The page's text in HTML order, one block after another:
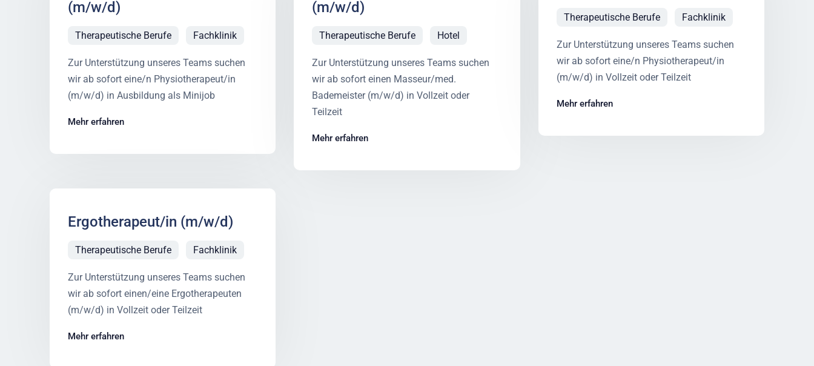
(m/w/d)
Therapeutische Berufe Fachklinik
Zur Unterstützung unseres Teams suchen
wir ab sofort eine/n Physiotherapeut/in
(m/w/d) in Ausbildung als Minijob
Mehr erfahren
(m/w/d)
Therapeutische Berufe Hotel
Zur Unterstützung unseres Teams suchen
wir ab sofort einen Masseur/med.
Bademeister (m/w/d) in Vollzeit oder
Teilzeit
Mehr erfahren
Therapeutische Berufe Fachklinik
Zur Unterstützung unseres Teams suchen
wir ab sofort eine/n Physiotherapeut/in
(m/w/d) in Vollzeit oder Teilzeit
Mehr erfahren
Ergotherapeut/in (m/w/d)
Therapeutische Berufe Fachklinik
Zur Unterstützung unseres Teams suchen
wir ab sofort einen/eine Ergotherapeuten
(m/w/d) in Vollzeit oder Teilzeit
Mehr erfahren